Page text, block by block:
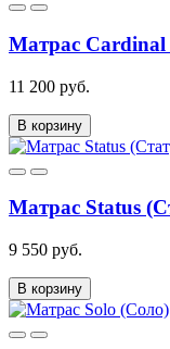
Матрас
11 200 руб.
В корзину
Матрас Status
9 550 руб.
В корзину